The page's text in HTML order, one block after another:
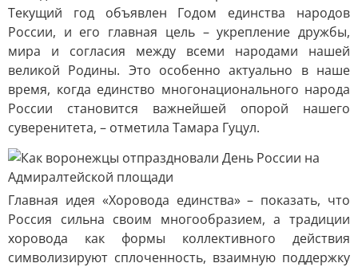
Текущий год объявлен Годом единства народов
России, и его главная цель – укрепление дружбы,
мира и согласия между всеми народами нашей
великой Родины. Это особенно актуально в наше
время, когда единство многонационального народа
России становится важнейшей опорой нашего
суверенитета, – отметила Тамара Гуцул.
Главная идея «Хоровода единства» – показать, что
Россия сильна своим многообразием, а традиции
хоровода как формы коллективного действия
символизируют сплоченность, взаимную поддержку